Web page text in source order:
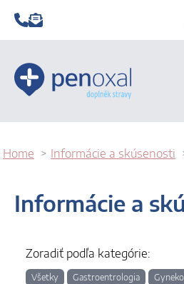
Home Informácie a skúsenosti
Informácie a
Zoradiť podľa kategórie:
Všetky Gastroentrologia